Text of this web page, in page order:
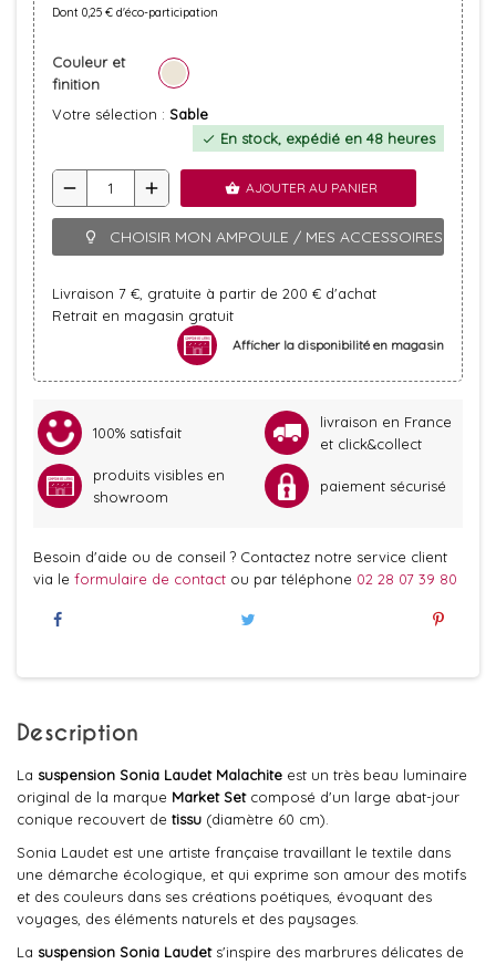
Dont 0,25 € d'éco-participation
Couleur et
finition
Votre sélection : Sable
check En stock, expédié en 48 heures
remove add shopping_basket AJOUTER AU PANIER
lightbulb_outline CHOISIR MON AMPOULE / MES ACCESSOIRES
Livraison 7 €, gratuite à partir de 200 € d'achat
Retrait en magasin gratuit
Afficher la disponibilité en magasin
100% satisfait
livraison en France
et click&collect
produits visibles en
showroom
paiement sécurisé
Besoin d'aide ou de conseil ? Contactez notre service client
via le formulaire de contact ou par téléphone 02 28 07 39 80
Description
La suspension Sonia Laudet Malachite est un très beau luminaire
original de la marque Market Setcomposé d'un large abat-jour
conique recouvert de tissu (diamètre 60 cm).
Sonia Laudet est une artiste française travaillant le textile dans
une démarche écologique, et qui exprime son amour des motifs
et des couleurs dans ses créations poétiques, évoquant des
voyages, des éléments naturels et des paysages.
La suspension Sonia Laudets'inspire des marbrures délicates de